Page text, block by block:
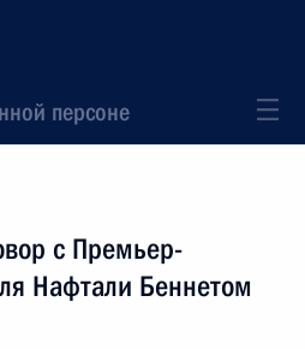
персоне
с Премьер-
Нафтали Беннетом